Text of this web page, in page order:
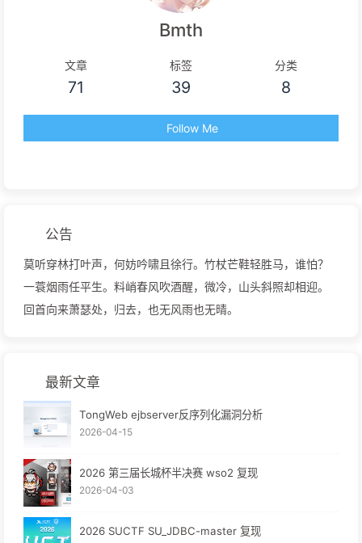
Bmth
文章
71
标签
39
分类
8
Follow Me
公告
莫听穿林打叶声，何妨吟啸且徐行。竹杖芒鞋轻胜马，谁怕？
一蓑烟雨任平生。料峭春风吹酒醒，微冷，山头斜照却相迎。
回首向来萧瑟处，归去，也无风雨也无晴。
最新文章
TongWeb ejbserver反序列化漏洞分析
2026-04-15
2026 第三届长城杯半决赛 wso2 复现
2026-04-03
2026 SUCTF SU_JDBC-master 复现